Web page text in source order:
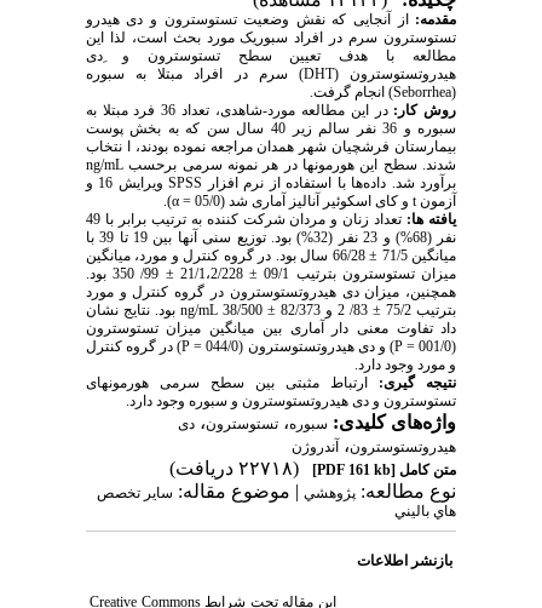
مقدمه: از آنجایی که نقش وضعیت تستوسترون و دی هیدرو
تستوسترون سرم در افراد سبوریک مورد بحث است، لذا این
مطالعه با هدف تعیین سطح تستوسترون و ِدی
هیدروتستوسترون (DHT) سرم در افراد مبتلا به سبوره
(
Seborrhea) انجام گرفت.
روش کار:
در این مطالعه مورد-شاهدی، تعداد 36 فرد مبتلا به
سبوره و 36 نفر سالم زیر 40 سال سن که به بخش پوست
بیمارستان فرشچیان شهر همدان مراجعه نموده بودند، ا نتخاب
شدند. سطح این هورمونها در هر نمونه سرمی برحسبng/mL
برآورد شد. داده‌ها با استفاده از نرم افزار SPSS
ویرایش 16 و
آزمونtو کای اسکوئیر آنالیز آماری شد (05/0 = α
).
یافته ها:
تعداد زنان و مردان شرکت کننده به ترتیب برابر با 49
نفر (68%) و 23 نفر (32%) بود. توزیع سنی آنها بین 19 تا 39 با
میانگین 71/5 ± 66/28 سال بود. در گروه کنترل و مورد، میانگین
میزان تستوسترون بترتیب 09/1 ± 21/1،2/228 ± 99/ 350 بود.
همچنین، میزان دی هیدروتستوسترون در گروه کنترل و مورد
بترتیب 75/2 ± 83/ 2 و 82/373 ± 38/500
ng/mL بود. نتایج نشان
داد تفاوت معنی دار آماری بین میانگین میزان تستوسترون
(001/0 =
P) و دی هیدروتستوسترون (044/0 = P) در گروه کنترل
و مورد وجود دارد.
نتیجه گیری: ارتباط مثبتی بین سطح سرمی هورمونهای
تستوسترون و دی هیدروتستوسترون و سبوره وجود دارد.
واژه‌های کلیدی: سبوره، تستوسترون، دی
هیدروتستوسترون، آندروژن
متن کامل[PDF 161 kb]
(۲۲۷۱۸ دریافت)
نوع مطالعه: پژوهشي| موضوع مقاله: سایر تخصص
هاي باليني
بازنشر اطلاعات
این مقاله تحت شرایطCreative Commons